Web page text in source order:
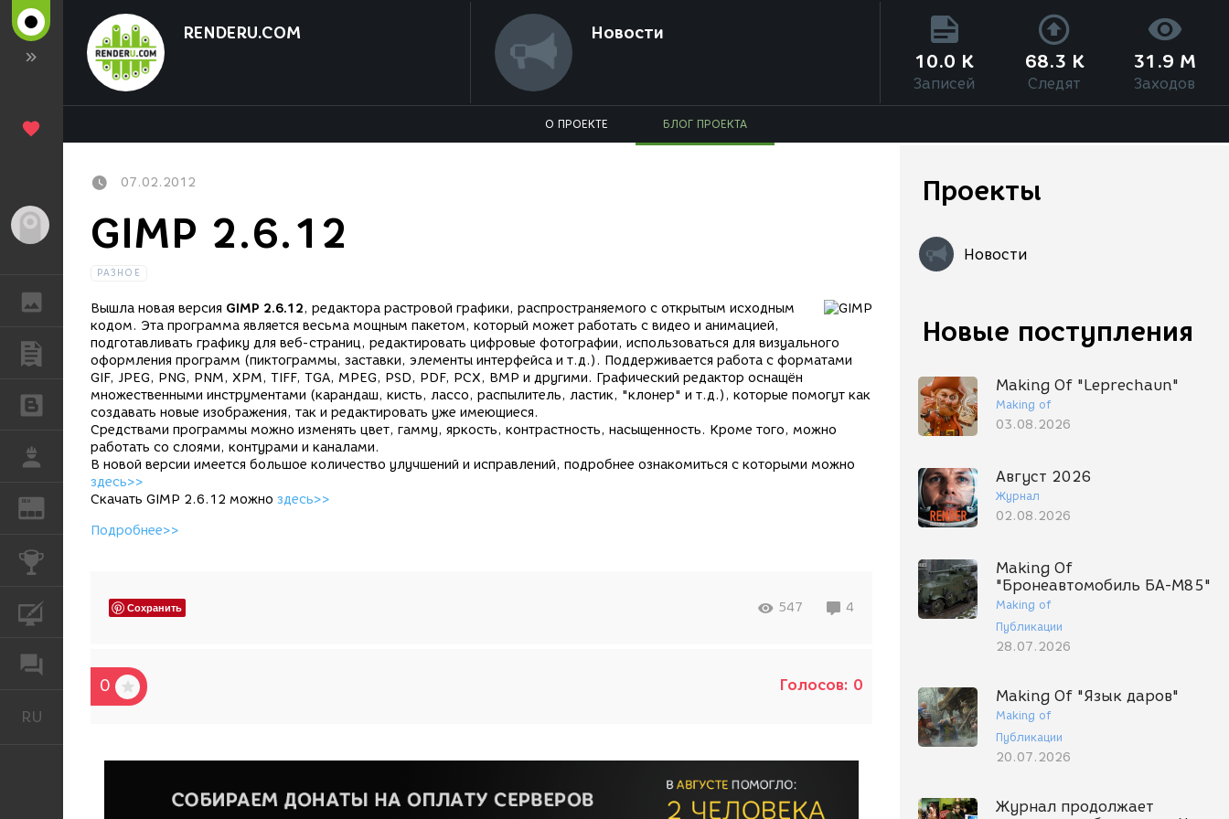
Гость
ГАЛЕРЕЯ
ПУБЛИКАЦИИ
БЛОГИ
РАБОТА
REN ЖУРНАЛ
RU
RENDERU.COM Новости
10.0 K
Записей
68.3 K
Следят
31.9 M
Заходов
О ПРОЕКТЕ БЛОГ ПРОЕКТА
Проекты
Новости
Новые поступления
Making Of "Leprechaun"
Making of
03.08.2026
Август 2026
Журнал
02.08.2026
Making Of
"Бронеавтомобиль БА-М85"
Making of
Публикации
28.07.2026
Making Of "Язык даров"
Making of
Публикации
20.07.2026
Журнал продолжает
07.02.2012
GIMP 2.6.12
РАЗНОЕ
Вышла новая версия GIMP 2.6.12, редактора растровой графики, распространяемого с открытым исходным
кодом. Эта программа является весьма мощным пакетом, который может работать с видео и анимацией,
подготавливать графику для веб-страниц, редактировать цифровые фотографии, использоваться для визуального
оформления программ (пиктограммы, заставки, элементы интерфейса и т.д.). Поддерживается работа с форматами
GIF, JPEG, PNG, PNM, XPM, TIFF, TGA, MPEG, PSD, PDF, PCX, BMP и другими. Графический редактор оснащён
множественными инструментами (карандаш, кисть, лассо, распылитель, ластик, "клонер" и т.д.), которые помогут как
создавать новые изображения, так и редактировать уже имеющиеся.
Средствами программы можно изменять цвет, гамму, яркость, контрастность, насыщенность. Кроме того, можно
работать со слоями, контурами и каналами.
В новой версии имеется большое количество улучшений и исправлений, подробнее ознакомиться с которыми можно
здесь>>
Скачать GIMP 2.6.12 можно здесь>>
Подробнее>>
Сохранить 547 4
0 Голосов: 0